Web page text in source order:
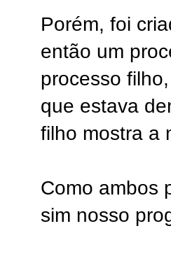
Porém, foi
então um
processo
que estava
filho mostra a
Como ambos
sim nosso